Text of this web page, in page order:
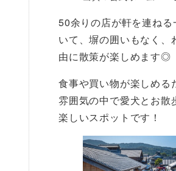
50余りの店が軒を連ねる
いて、塀の囲いもなく、
由に散策が楽しめます◎
食事や買い物が楽しめる
雰囲気の中で愛犬とお散
楽しいスポットです！